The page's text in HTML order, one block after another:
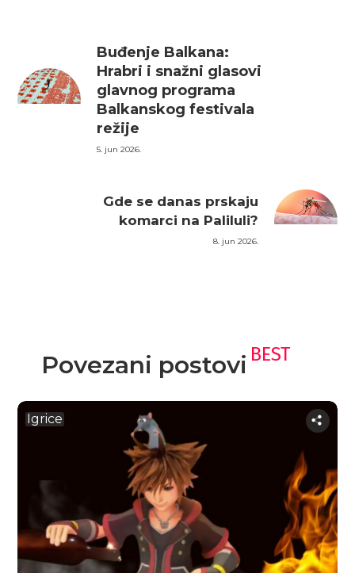
Buđenje Balkana:
Hrabri i snažni glasovi
glavnog programa
Balkanskog festivala
režije
5. jun 2026.
Gde se danas prskaju
komarci na Paliluli?
8. jun 2026.
Povezani postovi BEST
Igrice